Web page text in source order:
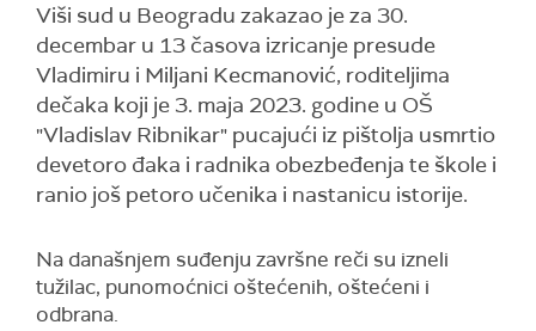
Viši sud u Beogradu zakazao je za 30.
decembar u 13 časova izricanje presude
Vladimiru i Miljani Kecmanović, roditeljima
dečaka koji je 3. maja 2023. godine u OŠ
"Vladislav Ribnikar" pucajući iz pištolja usmrtio
devetoro đaka i radnika obezbeđenja te škole i
ranio još petoro učenika i nastanicu istorije.
Na današnjem suđenju završne reči su izneli
tužilac, punomoćnici oštećenih, oštećeni i
odbrana.